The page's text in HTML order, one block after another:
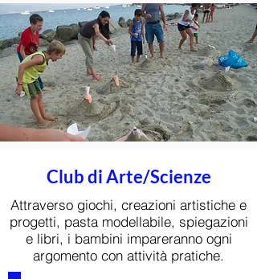
Club di Arte/Scienze
Attraverso giochi, creazioni artistiche e
progetti, pasta modellabile, spiegazioni
e libri, i bambini impareranno ogni
argomento con attività pratiche.